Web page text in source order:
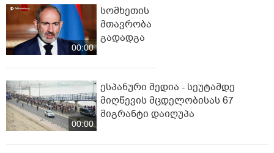
00:00
სომხეთის
მთავრობა
გადადგა
00:00
ესპანური მედია - სეუტამდე
მიღწევის მცდელობისას 67
მიგრანტი დაიღუპა